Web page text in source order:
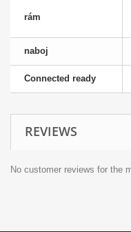
rám
naboj
Connected ready
REVIEWS
No customer reviews for the